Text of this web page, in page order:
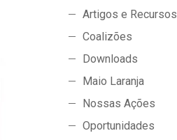
Artigos e Recursos
Coalizões
Downloads
Maio Laranja
Nossas Ações
Oportunidades